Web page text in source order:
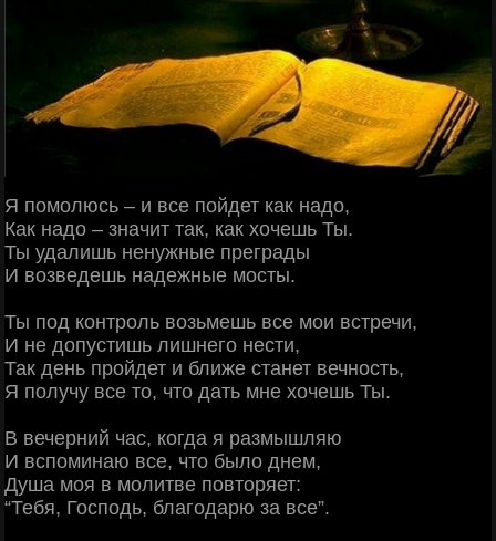
Я помолюсь – и все пойдет как надо,
Как надо – значит так, как хочешь Ты.
Ты удалишь ненужные преграды
И возведешь надежные мосты.
Ты под контроль возьмешь все мои встречи,
И не допустишь лишнего нести,
Так день пройдет и ближе станет вечность,
Я получу все то, что дать мне хочешь Ты.
В вечерний час, когда я размышляю
И вспоминаю все, что было днем,
Душа моя в молитве повторяет:
“Тебя, Господь, благодарю за все”.